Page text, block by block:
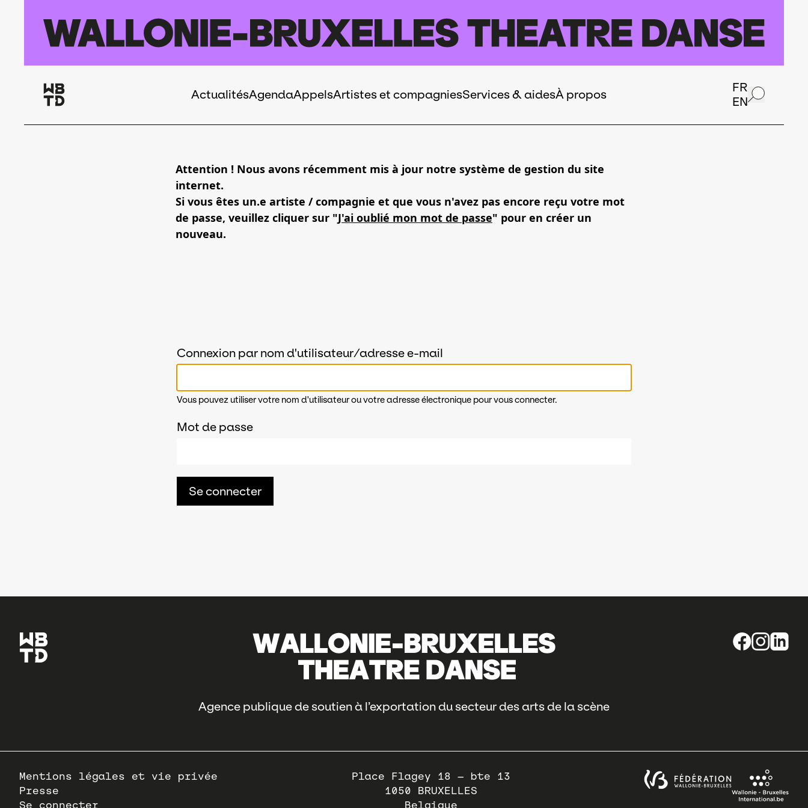
Navigation
ActualitésAgendaAppelsArtistes et compagniesServices & aidesÀ propos
FR
EN
Attention ! Nous avons récemment mis à jour notre système de gestion du site
internet.
Si vous êtes un.e artiste / compagnie et que vous n'avez pas encore reçu votre mot
de passe, veuillez cliquer sur "J'ai oublié mon mot de passe" pour en créer un
nouveau.
Connexion par nom d'utilisateur/adresse e-mail
Vous pouvez utiliser votre nom d'utilisateur ou votre adresse électronique pour vous connecter.
Mot de passe
Agence publique de soutien à l’exportation du secteur des arts de la scène
Pied
de
page
Mentions légales et vie privée
Presse
Se connecter
Place Flagey 18 – bte 13
1050
BRUXELLES
Belgique